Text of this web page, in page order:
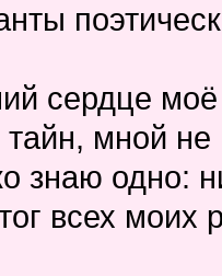
сердце
мной не
знаю одно:
всех моих